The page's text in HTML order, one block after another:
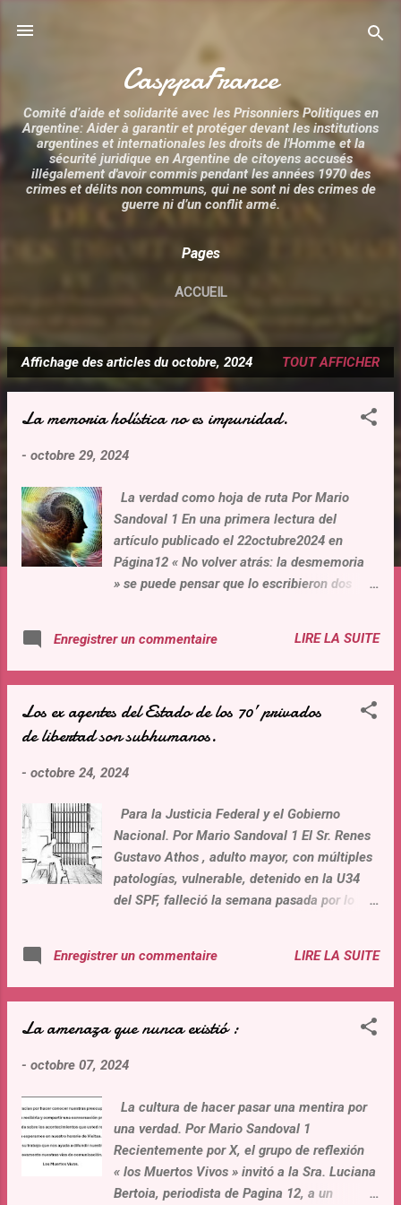
CasppaFrance
Comité d’aide et solidarité avec les Prisonniers Politiques en
Argentine: Aider à garantir et protéger devant les institutions
argentines et internationales les droits de l'Homme et la
sécurité juridique en Argentine de citoyens accusés
illégalement d'avoir commis pendant les années 1970 des
crimes et délits non communs, qui ne sont ni des crimes de
guerre ni d’un conflit armé.
Pages
ACCUEIL
A
r
Affichage des articles du octobre, 2024 TOUT AFFICHER
La memoria holística no es impunidad.
- octobre 29, 2024
La verdad como hoja de ruta Por Mario
Sandoval 1 En una primera lectura del
artículo publicado el 22octubre2024 en
Página12 « No volver atrás: la desmemoria
» se puede pensar que lo escribieron dos
Croxatto. Luego se entiende que no hubo tal
ilícito, que era una publicación ( en realidad
un ex magistrado español y un profesor de
universidad. Utilizar palabras como
“genocidas”, “fascismo”, son slogans vacíos
pluma de analistas inexperimentados, pero
no a ese nivel que requiere prismas
racionales, objetivos y ciertos. Afirmar que:
«La reciente visita de legisladores argentinos
a genocidas condenados por crímenes
la liviandad o el desconocimiento que han
legislador...
Enregistrer un commentaire LIRE LA SUITE
Los ex agentes del Estado de los 70’ privados
de libertad son subhumanos.
- octobre 24, 2024
Para la Justicia Federal y el Gobierno
Nacional. Por Mario Sandoval 1 El Sr. Renes
Gustavo Athos , adulto mayor, con múltiples
patologías, vulnerable, detenido en la U34
del SPF, falleció la semana pasada por lo
consideraron que no era urgente ni grave. En
una persona de 86 años todo problema de
situación de extremada preocupación, es el
internado en un Hospital Municipal de la
desde hace meses en grave estado de salud,
pesa 36 kg, no lo visita nadie. Solo espera
encontrarse con la muerte. ¿Dónde está la
justicia de los hombres?, ¿quién protege los
DDHH y la dignidad de José Luis? Tres otros
Enregistrer un commentaire LIRE LA SUITE
La amenaza que nunca existió :
- octobre 07, 2024
La cultura de hacer pasar una mentira por
una verdad. Por Mario Sandoval 1
Recientemente por X, el grupo de reflexión
« los Muertos Vivos » invitó a la Sra. Luciana
Bertoia, periodista de Pagina 12, a un